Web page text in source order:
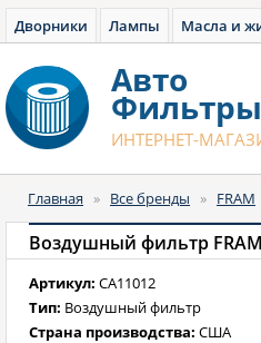
Дворники Лампы Масла и
Авто
Фильтры
ИНТЕРНЕТ-
Главная » Все бренды » FRAM
Воздушный фильтр
Артикул: CA11012
Тип: Воздушный фильтр
Страна производства: США